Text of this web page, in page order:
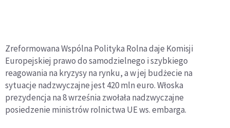
Zreformowana Wspólna Polityka Rolna daje Komisji
Europejskiej prawo do samodzielnego i szybkiego
reagowania na kryzysy na rynku, a w jej budżecie na
sytuacje nadzwyczajne jest 420 mln euro. Włoska
prezydencja na 8 września zwołała nadzwyczajne
posiedzenie ministrów rolnictwa UE ws. embarga.